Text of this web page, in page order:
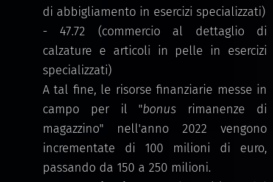
di abbigliamento in esercizi specializzati)
- 47.72 (commercio al dettaglio di
calzature e articoli in pelle in esercizi
specializzati)
A tal fine, le risorse finanziarie messe in
campo per il "bonus rimanenze di
magazzino" nell'anno 2022 vengono
incrementate di 100 milioni di euro,
passando da 150 a 250 milioni.